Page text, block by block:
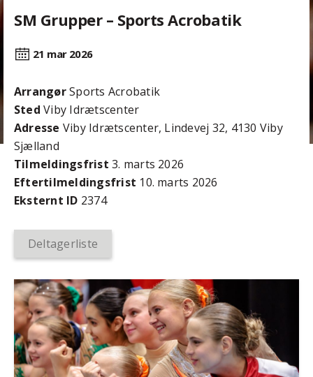
SM Grupper – Sports Acrobatik
21 mar 2026
ArrangørSports Acrobatik
Sted Viby Idrætscenter
Adresse Viby Idrætscenter, Lindevej 32, 4130 Viby
Sjælland
Tilmeldingsfrist 3. marts 2026
Efter­tilmeldings­frist 10. marts 2026
Eksternt ID 2374
Deltagerliste